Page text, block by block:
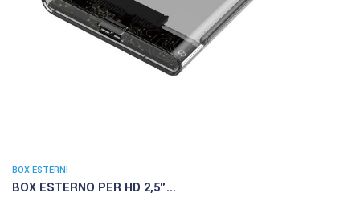
BOX ESTERNI
BOX ESTERNO PER HD 2,5"...